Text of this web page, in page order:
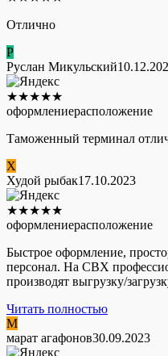
Отлично
Р
Руслан Микульский
★★★★★
оформлениерасположение
Таможенный терминал
Х
Худой рыбак17.10.2023
★★★★★
оформлениерасположение
Быстрое оформление,
персонал. На СВХ
производят выгрузку/
Читать полностью
М
марат агафонов30.09.2023